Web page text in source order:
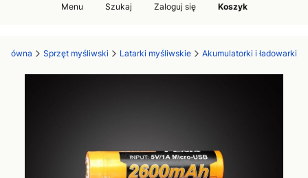
Menu Szukaj Zaloguj się Koszyk
główna Sprzęt myśliwski Latarki myśliwskie Akumulatorki i ładowarki